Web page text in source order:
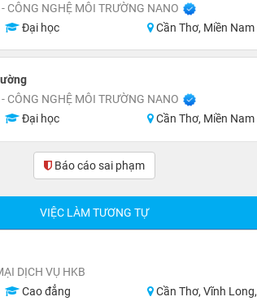
CÔNG NGHỆ MÔI TRƯỜNG NANO
Đại học Cần Thơ, Miền Nam
CÔNG NGHỆ MÔI TRƯỜNG NANO
Đại học Cần Thơ, Miền Nam
Báo cáo sai phạm
VIỆC LÀM TƯƠNG TỰ
DỊCH VỤ HKB
Cao đẳng Cần Thơ, Vĩnh Long, Hậu Giang, Sóc Trăng, Bạc Liêu, Cà Mau